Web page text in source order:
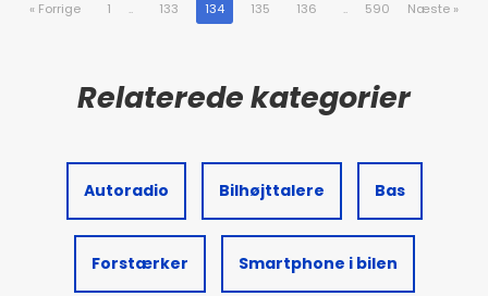
« Forrige 1 .. 133 134 135 136 .. 590 Næste »
Autoradio Bilhøjttalere Bas
Forstærker Smartphone i bilen